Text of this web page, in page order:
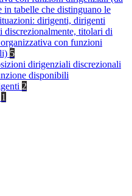
in tabelle che distinguano le
dirigenti, dirigenti
discrezionalmente, titolari di
con funzioni
5
dirigenziali discrezionali
disponibili
2
1